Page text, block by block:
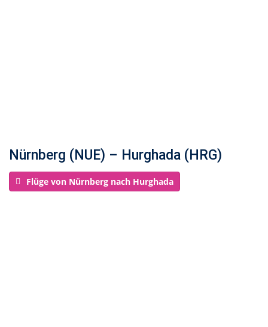
Nürnberg (NUE) – Hurghada (HRG)
Flüge von Nürnberg nach Hurghada